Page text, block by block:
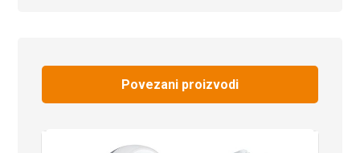
Povezani proizvodi